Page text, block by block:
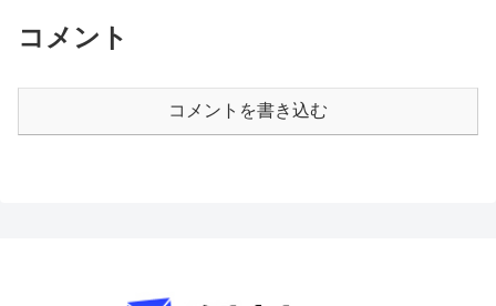
コメント
コメントを書き込む